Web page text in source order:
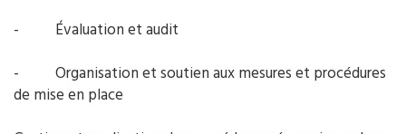
- Évaluation et audit
- Organisation et soutien aux mesures et procédures
de mise en place